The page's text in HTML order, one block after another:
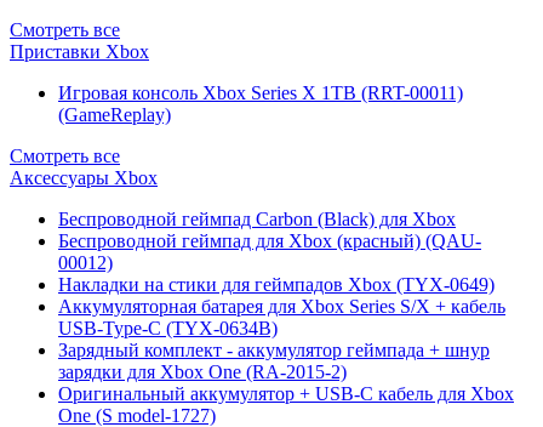
Смотреть все
Приставки Xbox
Игровая консоль Xbox Series X 1TB (RRT-00011)
(GameReplay)
Смотреть все
Аксессуары Xbox
Беспроводной геймпад Carbon (Black) для Xbox
Беспроводной геймпад для Xbox (красный) (QAU-
00012)
Накладки на стики для геймпадов Xbox (TYX-0649)
Аккумуляторная батарея для Xbox Series S/X + кабель
USB-Type-C (TYX-0634B)
Зарядный комплект - аккумулятор геймпада + шнур
зарядки для Xbox One (RA-2015-2)
Оригинальный аккумулятор + USB-C кабель для Xbox
One (S model-1727)